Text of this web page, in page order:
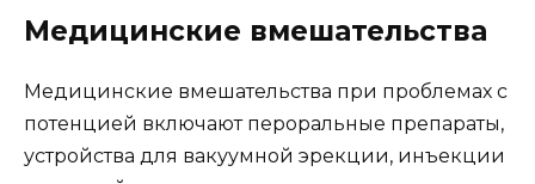
Медицинские вмешательства
Медицинские вмешательства при проблемах с
потенцией включают пероральные препараты,
устройства для вакуумной эрекции, инъекции